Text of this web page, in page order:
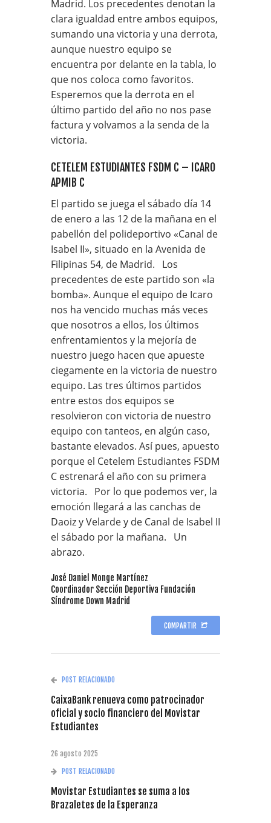
Madrid. Los precedentes denotan la
clara igualdad entre ambos equipos,
sumando una victoria y una derrota,
aunque nuestro equipo se
encuentra por delante en la tabla, lo
que nos coloca como favoritos.
Esperemos que la derrota en el
último partido del año no nos pase
factura y volvamos a la senda de la
victoria.
CETELEM ESTUDIANTES FSDM C – ICARO
APMIB C
El partido se juega el sábado día 14
de enero a las 12 de la mañana en el
pabellón del polideportivo «Canal de
Isabel II», situado en la Avenida de
Filipinas 54, de Madrid. Los
precedentes de este partido son «la
bomba». Aunque el equipo de Icaro
nos ha vencido muchas más veces
que nosotros a ellos, los últimos
enfrentamientos y la mejoría de
nuestro juego hacen que apueste
ciegamente en la victoria de nuestro
equipo. Las tres últimos partidos
entre estos dos equipos se
resolvieron con victoria de nuestro
equipo con tanteos, en algún caso,
bastante elevados. Así pues, apuesto
porque el Cetelem Estudiantes FSDM
C estrenará el año con su primera
victoria. Por lo que podemos ver, la
emoción llegará a las canchas de
Daoiz y Velarde y de Canal de Isabel II
el sábado por la mañana. Un
abrazo.
José Daniel Monge Martínez
Coordinador Sección Deportiva Fundación
Síndrome Down Madrid
COMPARTIR
POST RELACIONADO
CaixaBank renueva como patrocinador
oficial y socio financiero del Movistar
Estudiantes
26 agosto 2025
POST RELACIONADO
Movistar Estudiantes se suma a los
Brazaletes de la Esperanza